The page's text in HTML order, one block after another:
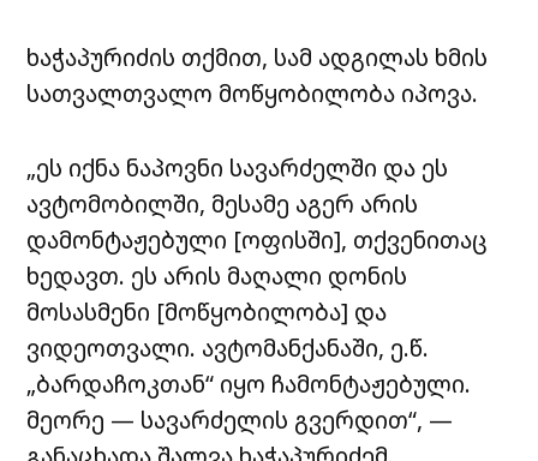
ხაჭაპურიძის თქმით, სამ ადგილას ხმის
სათვალთვალო მოწყობილობა იპოვა.
„ეს იქნა ნაპოვნი სავარძელში და ეს
ავტომობილში, მესამე აგერ არის
დამონტაჟებული [ოფისში], თქვენითაც
ხედავთ. ეს არის მაღალი დონის
მოსასმენი [მოწყობილობა] და
ვიდეოთვალი. ავტომანქანაში, ე.წ.
„ბარდაჩოკთან“ იყო ჩამონტაჟებული.
მეორე — სავარძელის გვერდით“, —